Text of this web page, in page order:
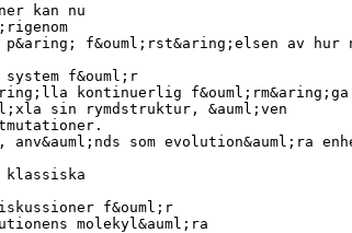
kan nu
f&ouml;rst&aring;elsen av
f&ouml;r
kontinuerlig f&ouml;rm&aring;ga
sin rymdstruktur, &auml;ven
anv&auml;nds som
klassiska
f&ouml;r
molekyl&auml;ra